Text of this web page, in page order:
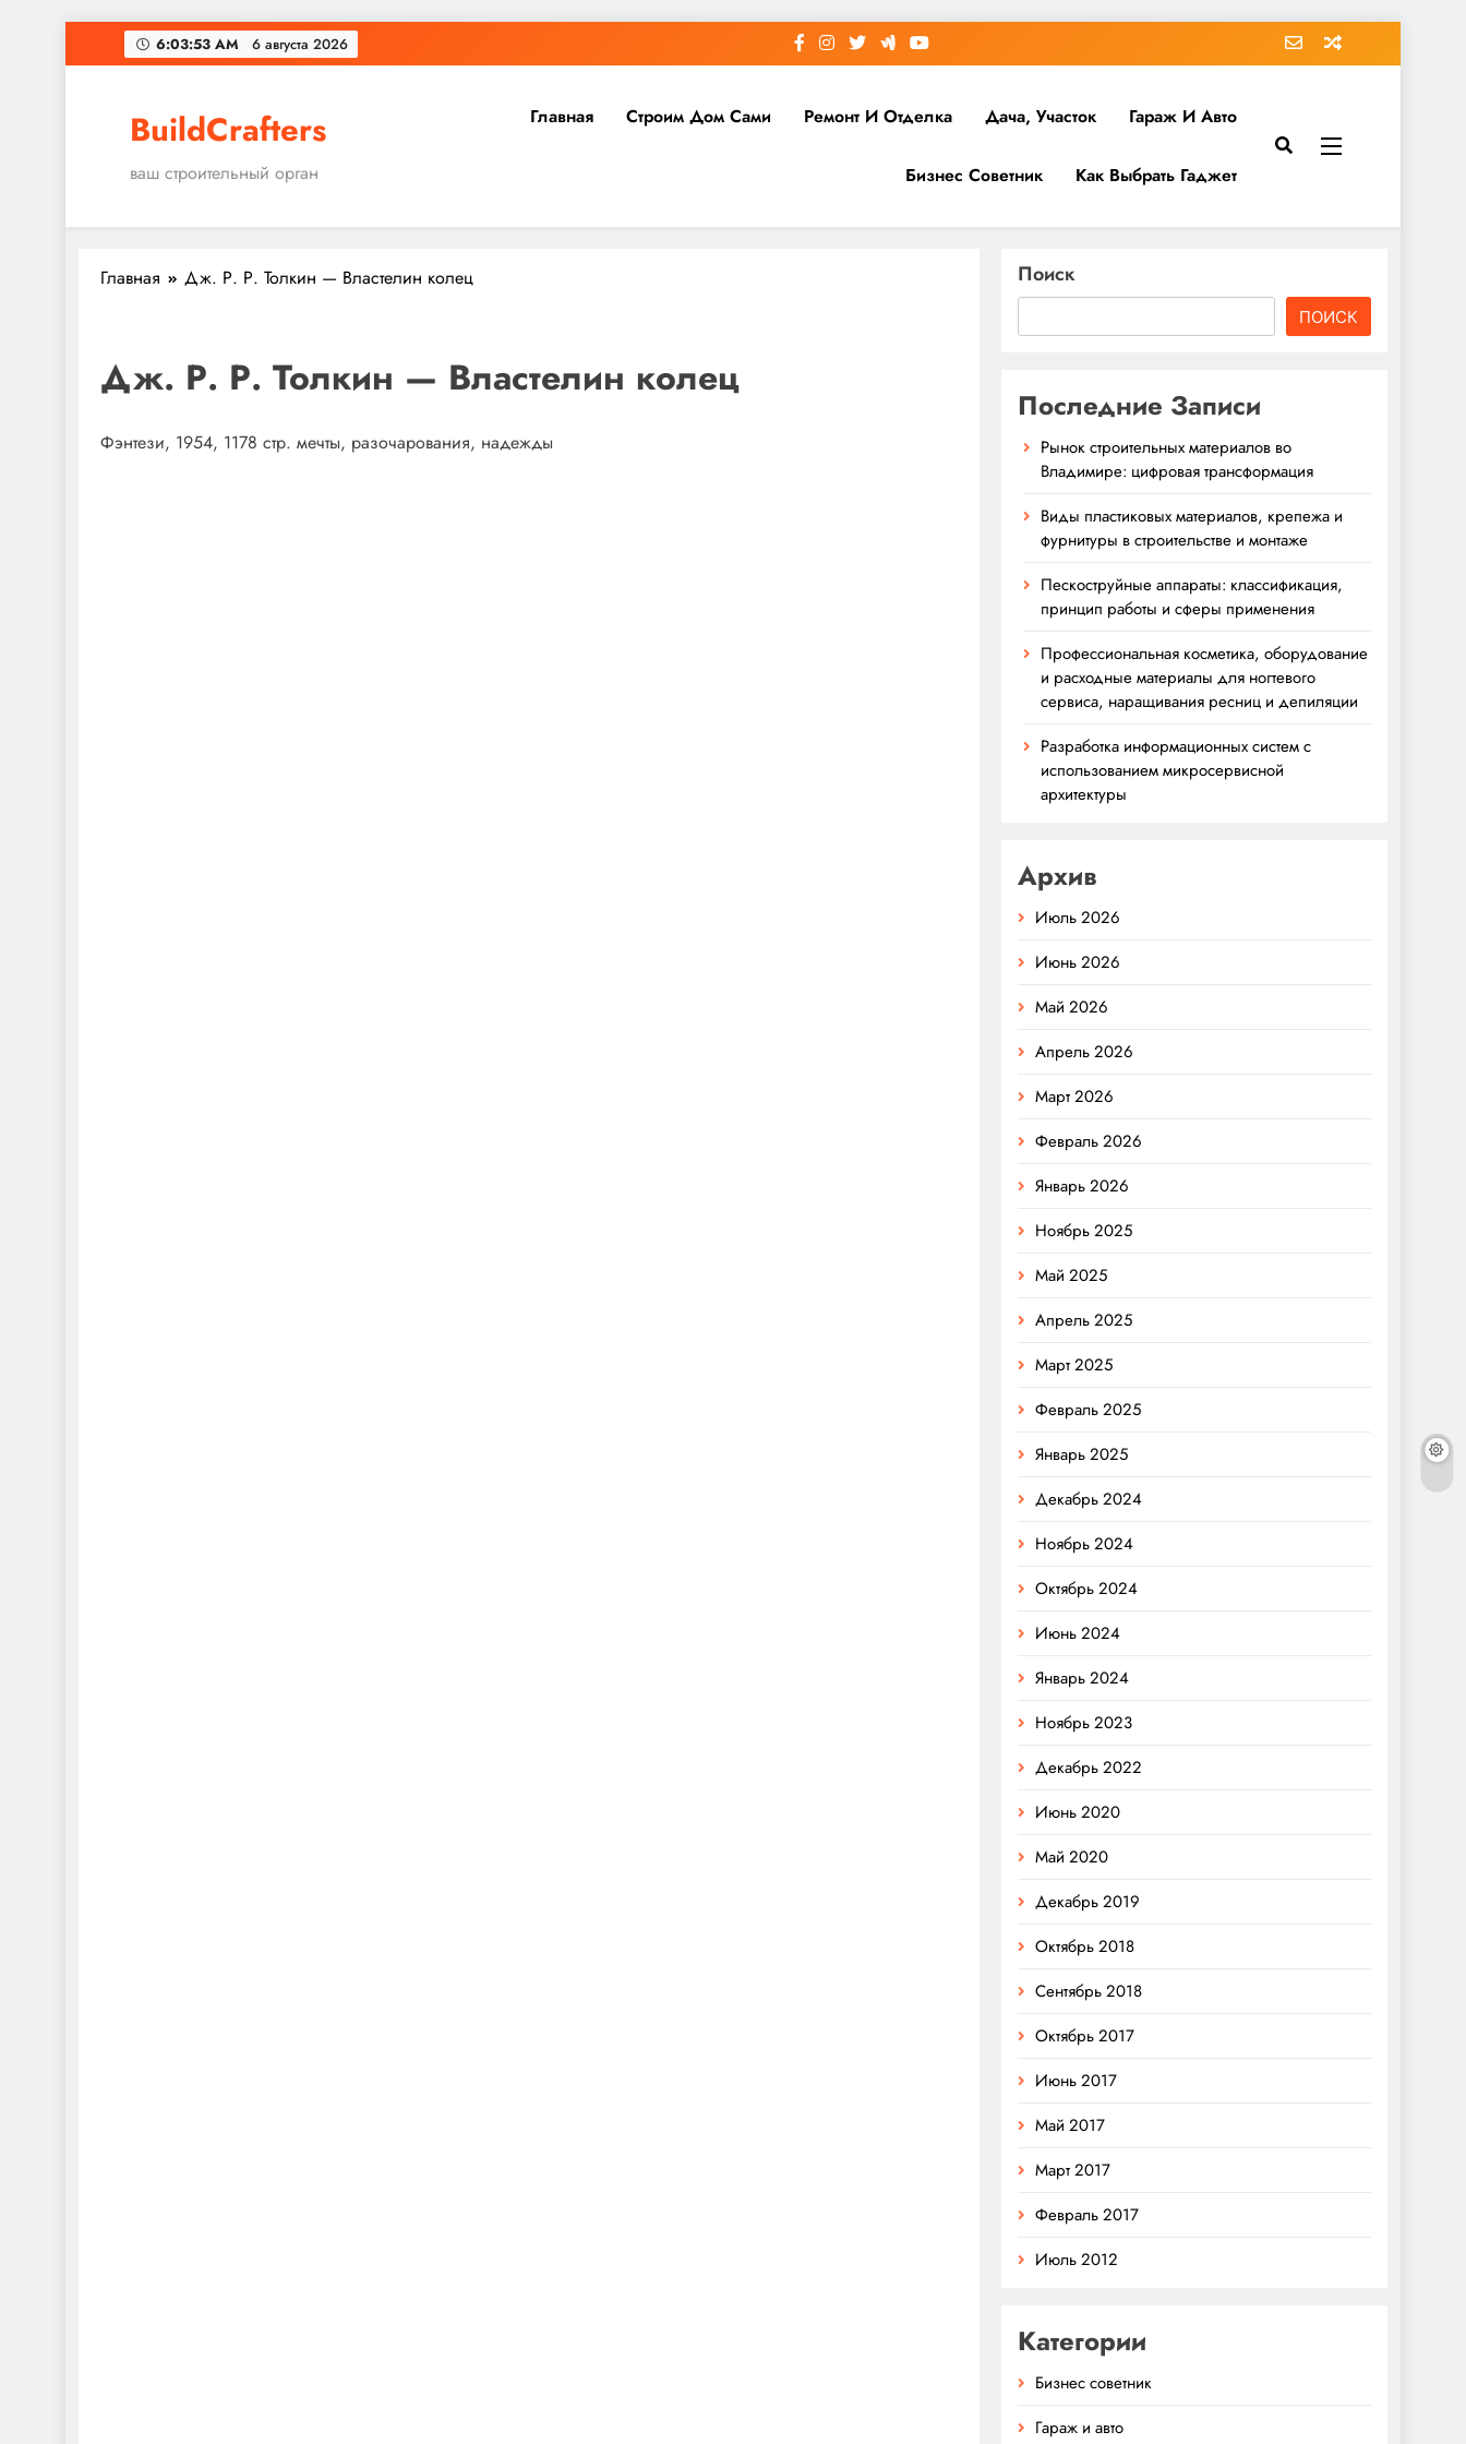
Перейти
к
6:03:54 AM 6 августа 2026
BuildCrafters
ваш строительный орган
Главная Строим Дом Сами Ремонт И Отделка Дача, Участок Гараж И Авто
Бизнес Советник Как Выбрать Гаджет
Главная Дж. Р. Р. Толкин — Властелин колец
Дж. Р. Р. Толкин — Властелин колец
Фэнтези, 1954, 1178 стр. мечты, разочарования, надежды
Поиск
ПОИСК
Последние Записи
Рынок строительных материалов во
Владимире: цифровая трансформация
Виды пластиковых материалов, крепежа и
фурнитуры в строительстве и монтаже
Пескоструйные аппараты: классификация,
принцип работы и сферы применения
Профессиональная косметика, оборудование
и расходные материалы для ногтевого
сервиса, наращивания ресниц и депиляции
Разработка информационных систем с
использованием микросервисной
архитектуры
Архив
Июль 2026
Июнь 2026
Май 2026
Апрель 2026
Март 2026
Февраль 2026
Январь 2026
Ноябрь 2025
Май 2025
Апрель 2025
Март 2025
Февраль 2025
Январь 2025
Декабрь 2024
Ноябрь 2024
Октябрь 2024
Июнь 2024
Январь 2024
Ноябрь 2023
Декабрь 2022
Июнь 2020
Май 2020
Декабрь 2019
Октябрь 2018
Сентябрь 2018
Октябрь 2017
Июнь 2017
Май 2017
Март 2017
Февраль 2017
Июль 2012
Категории
Бизнес советник
Гараж и авто